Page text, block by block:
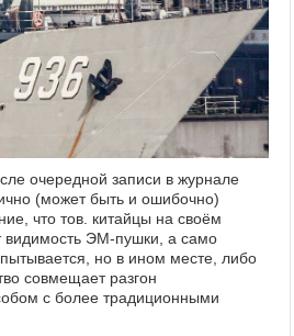
очередной записи в журнале
(может быть и ошибочно)
что тов. китайцы на своём
видимость ЭМ-пушки, а само
но в ином месте, либо
совмещает разгон
с более традиционными